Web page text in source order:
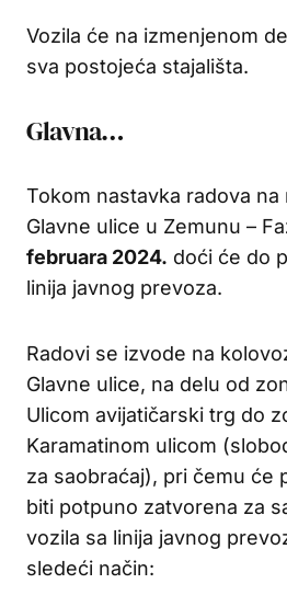
Vozila će na izmenjenom
sva postojeća stajališta.
Glavna…
Tokom nastavka radova
Glavne ulice u Zemunu –
februara 2024. doći će do
linija javnog prevoza.
Radovi se izvode na
Glavne ulice, na delu od
Ulicom avijatičarski trg do
Karamatinom ulicom
za saobraćaj), pri čemu će
biti potpuno zatvorena za
vozila sa linija javnog
sledeći način: